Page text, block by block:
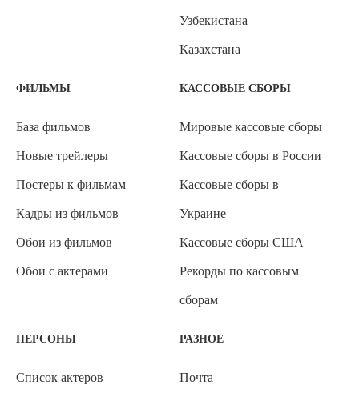
Узбекистана
Казахстана
ФИЛЬМЫ
База фильмов
Новые трейлеры
Постеры к фильмам
Кадры из фильмов
Обои из фильмов
Обои с актерами
КАССОВЫЕ СБОРЫ
Мировые кассовые сборы
Кассовые сборы в России
Кассовые сборы в
Украине
Кассовые сборы США
Рекорды по кассовым
сборам
ПЕРСОНЫ
Список актеров
РАЗНОЕ
Почта